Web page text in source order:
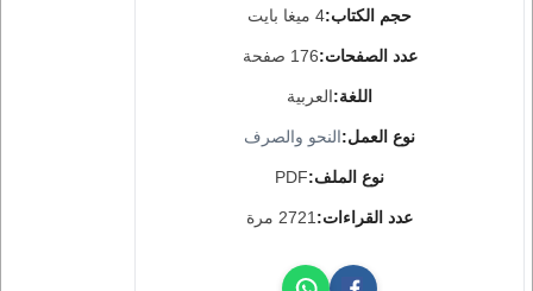
حجم الكتاب:4 ميغا بايت
عدد الصفحات:176 صفحة
اللغة:العربية
نوع العمل:النحو والصرف
نوع الملف:PDF
عدد القراءات: 2721 مرة